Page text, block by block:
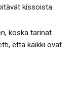
kissoista.
koska tarinat
että kaikki ovat